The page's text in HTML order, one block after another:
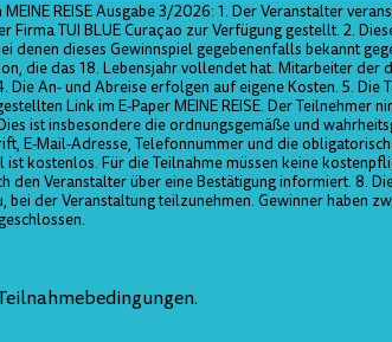
REISE Ausgabe 3/2026: 1. Der Veranstalter
Firma TUI BLUE Curaçao zur Verfügung gestellt. 2.
denen dieses Gewinnspiel gegebenenfalls bekannt
die das 18. Lebensjahr vollendet hat. Mitarbeiter der
Die An- und Abreise erfolgen auf eigene Kosten. 5. Die
Link im E-Paper MEINE REISE. Der Teilnehmer
ist insbesondere die ordnungsgemäße und
E-Mail-Adresse, Telefonnummer und die
kostenlos. Für die Teilnahme müssen keine
den Veranstalter über eine Bestätigung informiert. 8.
bei der Veranstaltung teilzunehmen. Gewinner haben